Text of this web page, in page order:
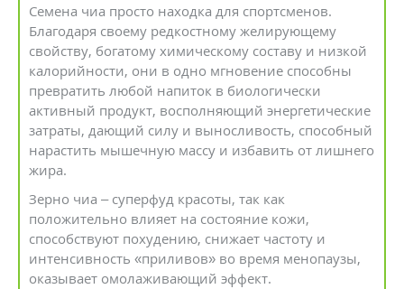
Семена чиа просто находка для спортсменов.
Благодаря своему редкостному желирующему
свойству, богатому химическому составу и низкой
калорийности, они в одно мгновение способны
превратить любой напиток в биологически
активный продукт, восполняющий энергетические
затраты, дающий силу и выносливость, способный
нарастить мышечную массу и избавить от лишнего
жира.
Зерно чиа – суперфуд красоты, так как
положительно влияет на состояние кожи,
способствуют похудению, снижает частоту и
интенсивность «приливов» во время менопаузы,
оказывает омолаживающий эффект.